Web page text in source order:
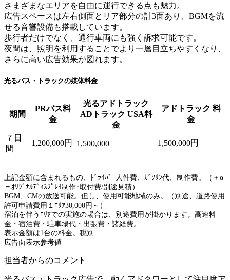
さまざまなエリアを自由に運行できる点も魅力。
広告スペースは左右側面とリア部分の計3面あり、BGMを流
せる音響設備も搭載しています。
歩行者だけでなく、通行車両にも強く訴求可能です。
夜間は、照明を利用することでより一層目立ちやすくなり、
さらに高い広告効果が図れます。
光るバス・トラックの媒体料金
期間
PRバス料
金
光るアドトラック
ADトラック USA料
金
アドトラック 料
金
７日
間
1,200,000円 1,500,000 1,500,000円
上記金額に含まれるもの、ﾄﾞﾗｲﾊﾞｰ人件費、ｶﾞｿﾘﾝ代、制作費。（＋α
＝ｵﾘｼﾞﾅﾙﾃﾞｨｽﾌﾟﾚｲ制作･取付費/別途見積）
BGM、CMの放送可能。但し、使用可能地域のみ。（別途、道路使用
許可申請費用１ｴﾘｱ30,000円～）
宿泊を伴うｴﾘｱでの実施の場合は、別途費用が掛かります。高速料
金・宿泊費・駐車場代・出張費・諸経費。
表示金額は1台の料金。税別
広告面表示参考値
担当者からのコメント